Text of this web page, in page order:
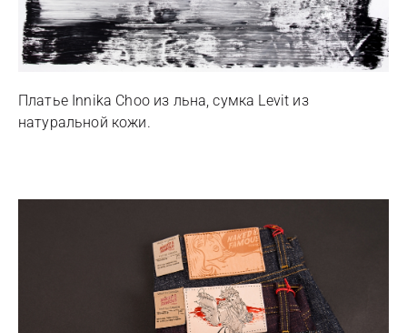
Платье Innika Choo из льна, сумка Levit из
натуральной кожи.